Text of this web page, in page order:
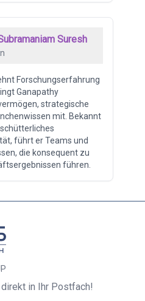
Suresh
Forschungserfahrung
Ganapathy
strategische
mit. Bekannt
führt er Teams und
die konsequent zu
führen.
in Ihr Postfach!